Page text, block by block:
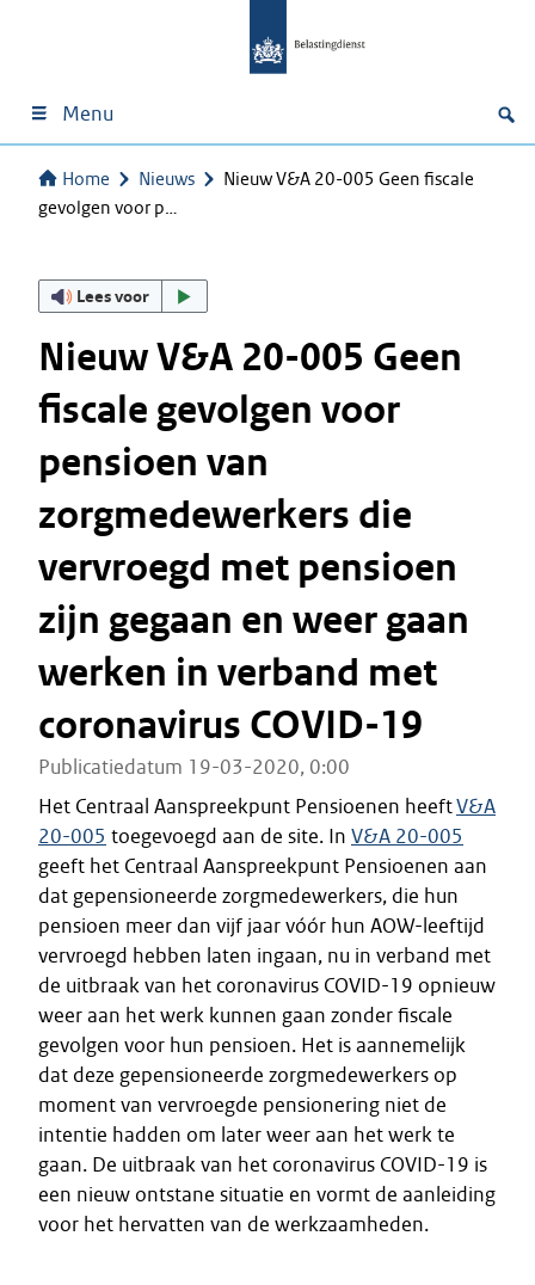
Menu
Home Nieuws
Nieuw V&A 20-005 Geen fiscale
gevolgen voor p…
Lees voor
Nieuw V&A 20-005 Geen
fiscale gevolgen voor
pensioen van
zorgmedewerkers die
vervroegd met pensioen
zijn gegaan en weer gaan
werken in verband met
coronavirus COVID-19
Publicatiedatum 19-03-2020, 0:00
Het Centraal Aanspreekpunt Pensioenen heeftV&A
20-005 toegevoegd aan de site. In V&A 20-005
geeft het Centraal Aanspreekpunt Pensioenen aan
dat gepensioneerde zorgmedewerkers, die hun
pensioen meer dan vijf jaar vóór hun AOW-leeftijd
vervroegd hebben laten ingaan, nu in verband met
de uitbraak van het coronavirus COVID-19 opnieuw
weer aan het werk kunnen gaan zonder fiscale
gevolgen voor hun pensioen. Het is aannemelijk
dat deze gepensioneerde zorgmedewerkers op
moment van vervroegde pensionering niet de
intentie hadden om later weer aan het werk te
gaan. De uitbraak van het coronavirus COVID-19 is
een nieuw ontstane situatie en vormt de aanleiding
voor het hervatten van de werkzaamheden.